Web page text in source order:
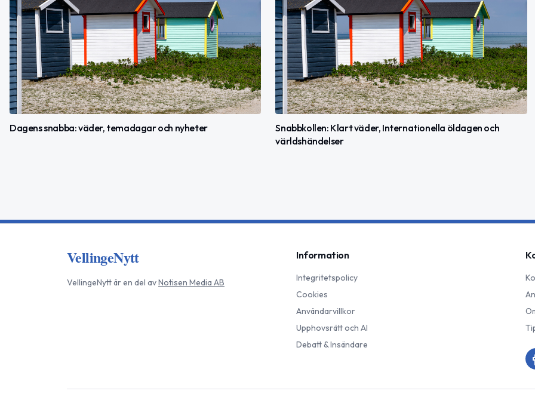
Dagens snabba: väder, temadagar och nyheter
Snabbkollen: Klart väder, Internationella öldagen och
världshändelser
VellingeNytt
VellingeNyttär en del avNotisen Media AB
Information
Integritetspolicy
Cookies
Användarvillkor
Upphovsrätt och AI
Debatt & Insändare